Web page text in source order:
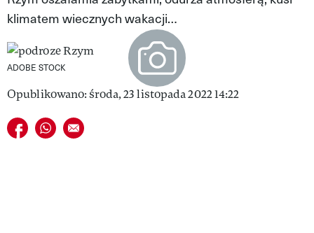
VIVA!LIFESTYLE
VIVA!MAN
VIVA!ITAKA
MAGAZYN VIVA!
klimatem wiecznych wakacji…
ADOBE STOCK
Opublikowano: środa, 23 listopada 2022 14:22
Udostępnij na facebook
Udostępnij na whatsapp
E-mail do przyjaciela